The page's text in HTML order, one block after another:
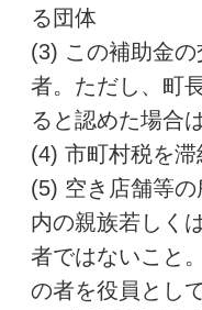
る団体
(3) この補助金
者。ただし、町
ると認めた場合
(4) 市町村税を
(5) 空き店舗等
内の親族若しく
者ではないこと
の者を役員とし